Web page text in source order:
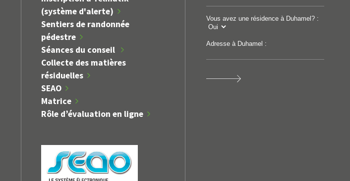
(système d'alerte)
Sentiers de randonnée
pédestre
Séances du conseil
Collecte des matières
résiduelles
SEAO
Matrice
Rôle d’évaluation en ligne
Vous avez une résidence à Duhamel? :
Adresse à Duhamel :